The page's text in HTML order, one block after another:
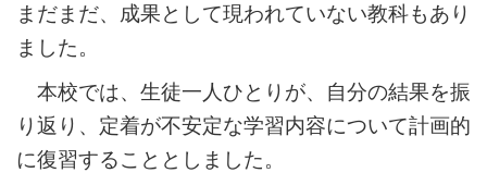
まだまだ、成果として現われていない教科もあり
ました。
本校では、生徒一人ひとりが、自分の結果を振
り返り、定着が不安定な学習内容について計画的
に復習することとしました。